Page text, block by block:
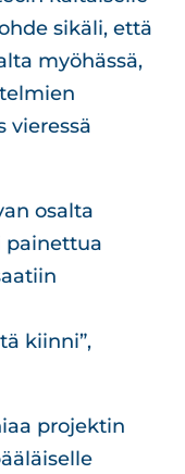
sikäli, että
myöhässä,
vieressä
osalta
painettua
kiinni”,
projektin